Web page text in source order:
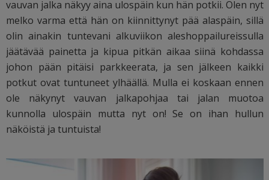
vauvan jalka näkyy aina ulospäin kun hän potkii. Olen nyt
melko varma että hän on kiinnittynyt pää alaspäin, sillä
olin ainakin tuntevani alkuviikon aleshoppailureissulla
jäätävää painetta ja kipua pitkän aikaa siinä kohdassa
johon pään pitäisi parkkeerata, ja sen jälkeen kaikki
potkut ovat tuntuneet ylhäällä. Mulla ei koskaan ennen
ole näkynyt vauvan jalkapohjaa tai jalan muotoa
kunnolla ulospäin mutta nyt on! Se on ihan hullun
näköistä ja tuntuista!